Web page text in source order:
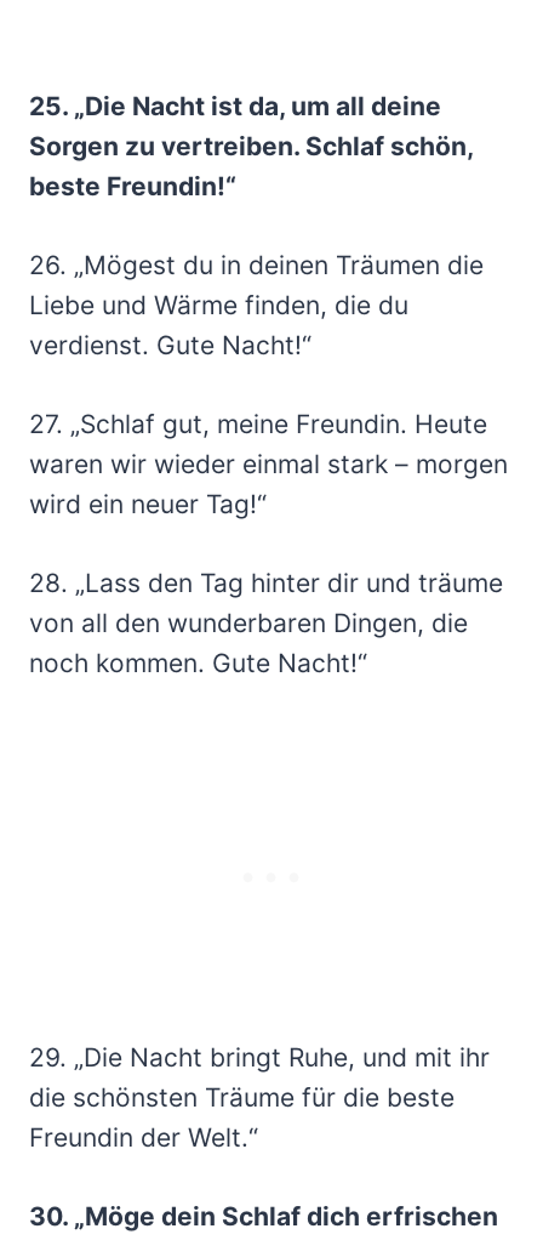
25. „Die Nacht ist da, um all deine
Sorgen zu vertreiben. Schlaf schön,
beste Freundin!“
26. „Mögest du in deinen Träumen die
Liebe und Wärme finden, die du
verdienst. Gute Nacht!“
27. „Schlaf gut, meine Freundin. Heute
waren wir wieder einmal stark – morgen
wird ein neuer Tag!“
28. „Lass den Tag hinter dir und träume
von all den wunderbaren Dingen, die
noch kommen. Gute Nacht!“
29. „Die Nacht bringt Ruhe, und mit ihr
die schönsten Träume für die beste
Freundin der Welt.“
30. „Möge dein Schlaf dich erfrischen